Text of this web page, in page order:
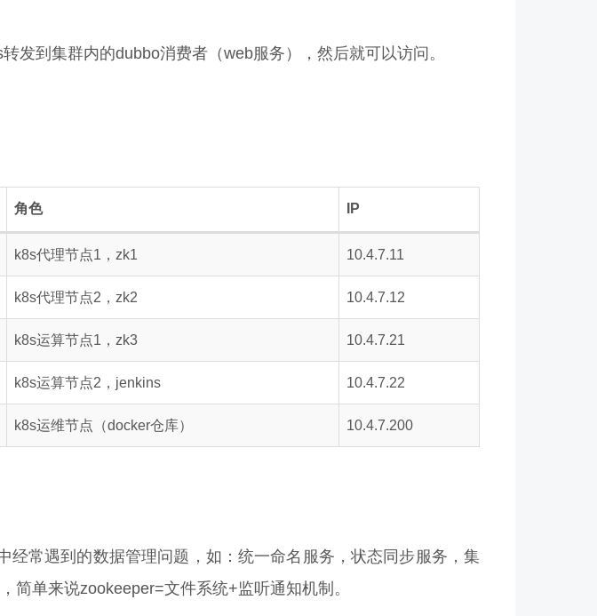
发到集群内的dubbo消费者（web服务），然后就可以访问。
角色 IP
k8s代理节点1，zk1 10.4.7.11
k8s代理节点2，zk2 10.4.7.12
k8s运算节点1，zk3 10.4.7.21
k8s运算节点2，jenkins 10.4.7.22
k8s运维节点（docker仓库） 10.4.7.200
经常遇到的数据管理问题，如：统一命名服务，状态同步服务，集
简单来说zookeeper=文件系统+监听通知机制。